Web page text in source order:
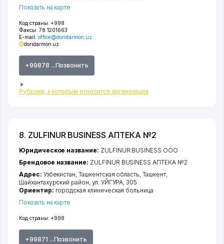
Код страны: +998
Факсы: 78 1201663
E-mail: office@doridarmon.uz
doridarmon.uz
+99878 ...Позвонить
Рубрики, к которым относится организация
Показать на карте
8. ZULFINUR BUSINESS АПТЕКА №2
Код страны: +998
+99871 ...Позвонить
Юридическое название: ZULFINUR BUSINESS ООО
Брендовое название: ZULFINUR BUSINESS АПТЕКА №2
Адрес: Узбекистан,Ташкентская область,Ташкент,
Шайхантахурский район, ул. УЙГУРА, 305
Ориентир: городская клиническая больница
Показать на карте